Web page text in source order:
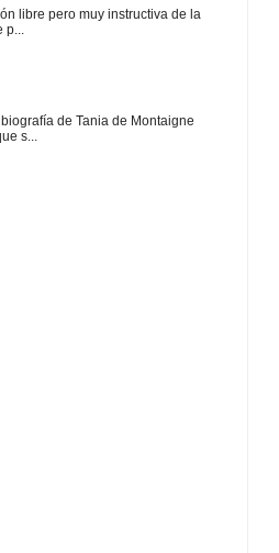
libre pero muy instructiva de la
p...
de Tania de Montaigne
s...